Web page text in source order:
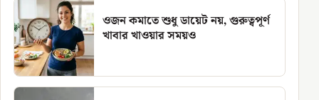
ওজন কমাতে শুধু ডায়েট নয়, গুরুত্বপূর্ণ
খাবার খাওয়ার সময়ও